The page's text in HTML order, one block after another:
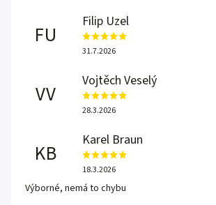
FU
Filip Uzel
31.7.2026
VV
Vojtěch Veselý
28.3.2026
KB
Karel Braun
18.3.2026
Výborné, nemá to chybu